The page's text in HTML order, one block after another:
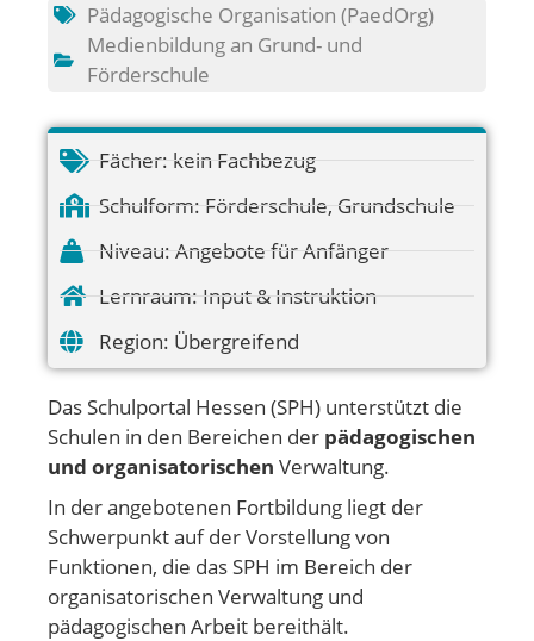
Pädagogische Organisation (PaedOrg)
Medienbildung an Grund- und
Förderschule
Fächer: kein Fachbezug
Schulform: Förderschule, Grundschule
Niveau: Angebote für Anfänger
Lernraum: Input & Instruktion
Region: Übergreifend
Das Schulportal Hessen (SPH) unterstützt die
Schulen in den Bereichen der pädagogischen
und organisatorischen Verwaltung.
In der angebotenen Fortbildung liegt der
Schwerpunkt auf der Vorstellung von
Funktionen, die das SPH im Bereich der
organisatorischen Verwaltung und
pädagogischen Arbeit bereithält.